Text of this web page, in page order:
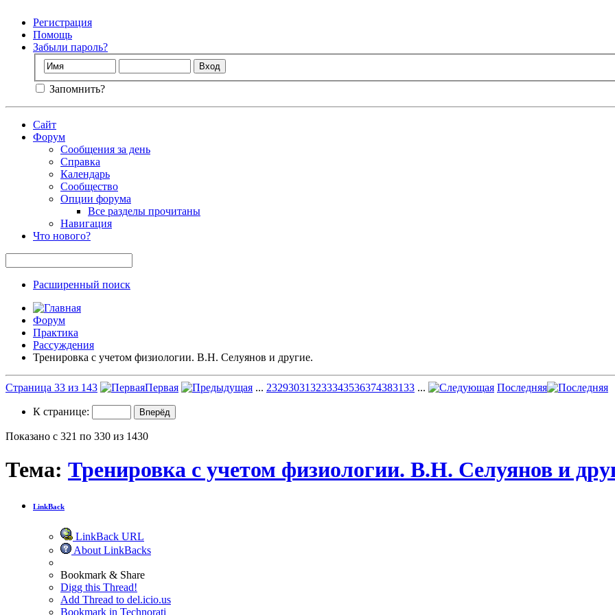
Регистрация
Помощь
Забыли пароль?
Запомнить?
Сайт
Форум
Сообщения за день
Справка
Календарь
Сообщество
Опции форума
Все разделы прочитаны
Навигация
Что нового?
Расширенный поиск
Форум
Практика
Рассуждения
Тренировка с учетом физиологии. В.Н. Селуянов и другие.
Страница 33 из 143 Первая ... 232930313233343536374383133 ... Последняя
К странице:
Показано с 321 по 330 из 1430
Тема: Тренировка с учетом физиологии. В.Н. Селуянов и
LinkBack
LinkBack URL
About LinkBacks
Bookmark & Share
Digg this Thread!
Add Thread to del.icio.us
Bookmark in Technorati